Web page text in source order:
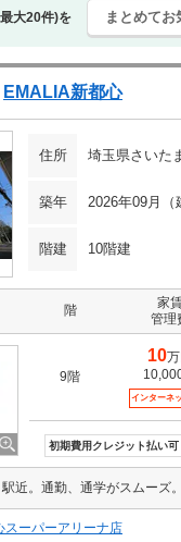
大20件)を まとめてお
EMALIA新都心
住所
埼玉県さいた
築年 2026年09月（
階建 10階建
階
家
管理
9階
10
インターネ
初期費用クレジット払い
スーパーアリーナ店